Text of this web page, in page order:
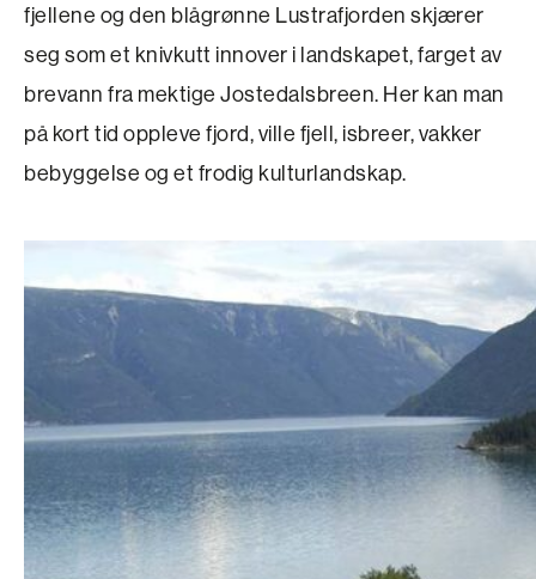
fjellene og den blågrønne Lustrafjorden skjærer
seg som et knivkutt innover i landskapet, farget av
brevann fra mektige Jostedalsbreen. Her kan man
på kort tid oppleve fjord, ville fjell, isbreer, vakker
bebyggelse og et frodig kulturlandskap.